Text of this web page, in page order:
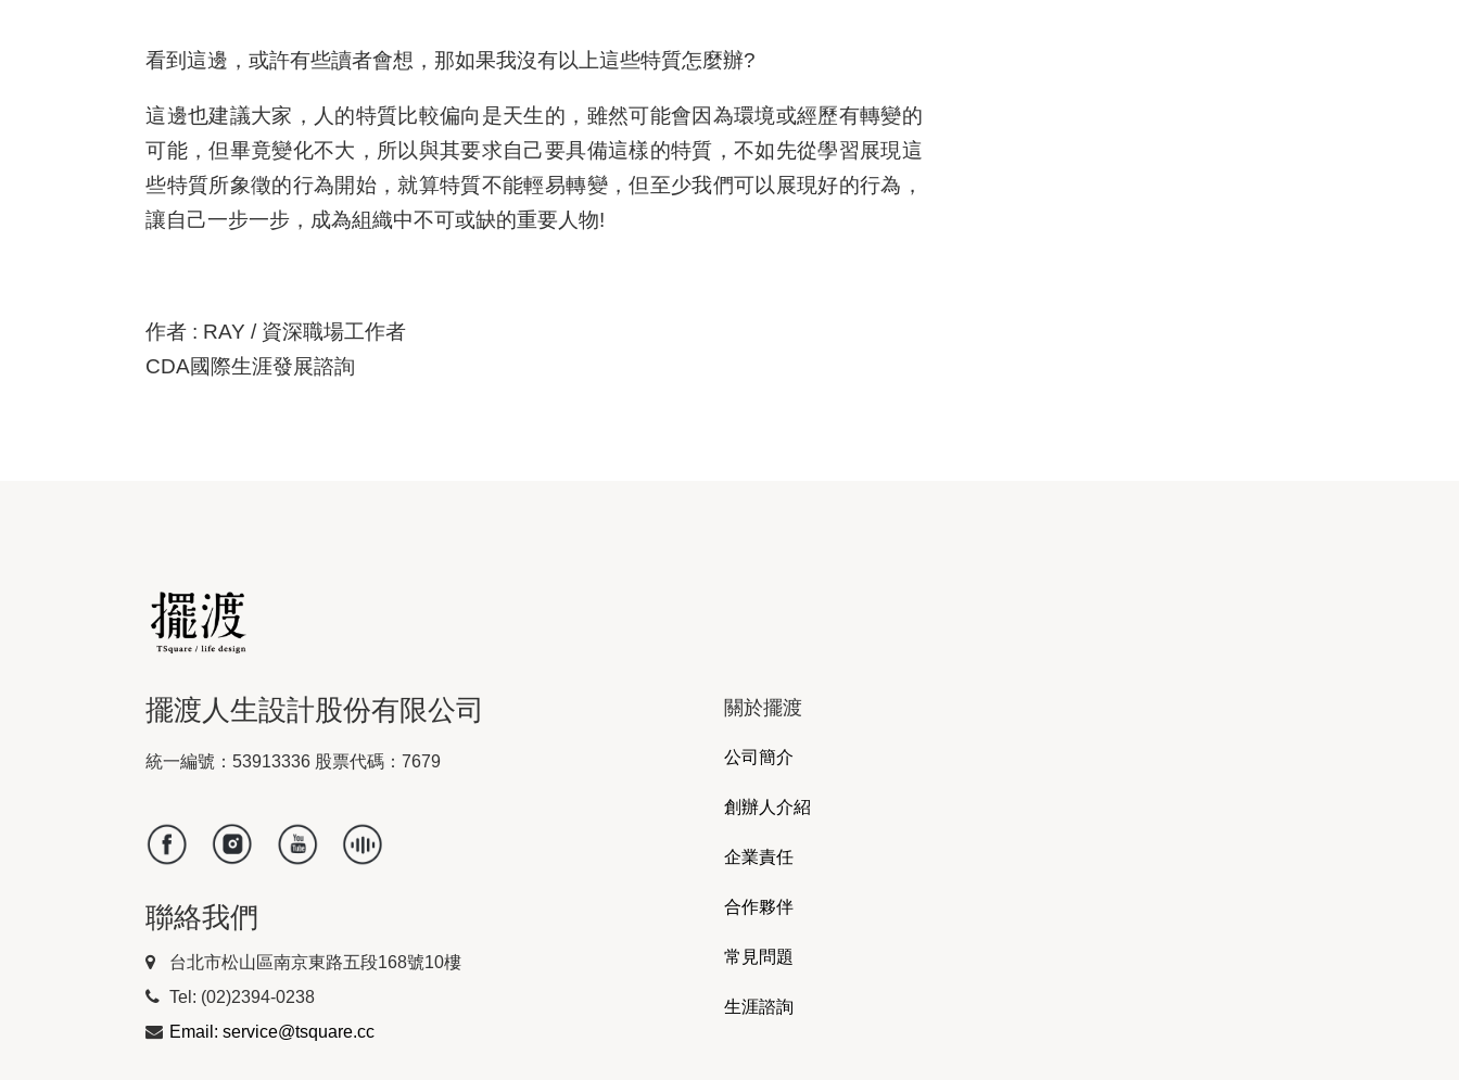
看到這邊，或許有些讀者會想，那如果我沒有以上這些特質怎麼辦?
這邊也建議大家，人的特質比較偏向是天生的，雖然可能會因為環境或經歷有轉變的
可能，但畢竟變化不大，所以與其要求自己要具備這樣的特質，不如先從學習展現這
些特質所象徵的行為開始，就算特質不能輕易轉變，但至少我們可以展現好的行為，
讓自己一步一步，成為組織中不可或缺的重要人物!
作者 : RAY / 資深職場工作者
CDA國際生涯發展諮詢
擺渡人生設計股份有限公司
統一編號：53913336 股票代碼：7679
聯絡我們
台北市松山區南京東路五段168號10樓
Tel: (02)2394-0238
Email: service@tsquare.cc
關於擺渡
公司簡介
創辦人介紹
企業責任
合作夥伴
常見問題
生涯諮詢